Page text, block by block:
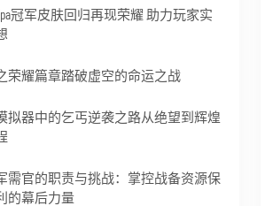
冠军皮肤回归再现荣耀 助力玩家实
荣耀篇章踏破虚空的命运之战
拟器中的乞丐逆袭之路从绝望到辉煌
需官的职责与挑战：掌控战备资源保
的幕后力量